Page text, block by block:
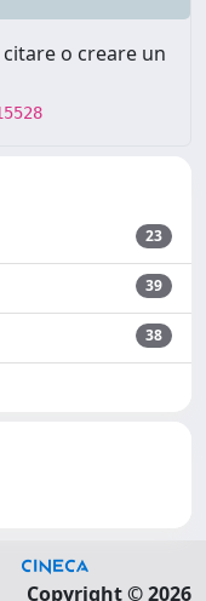
o creare un
23
39
38
Copyright © 2026